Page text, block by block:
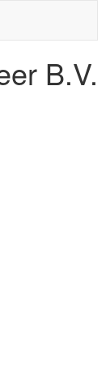
B.V.